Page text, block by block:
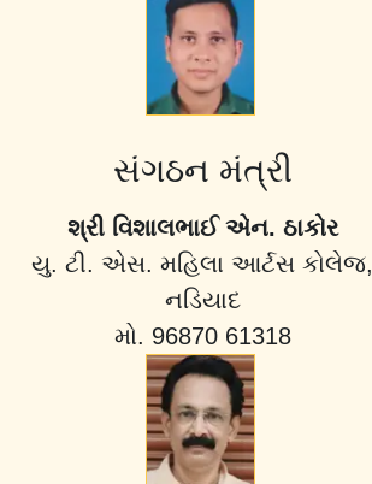
સંગઠન મંત્રી
શ્રી વિશાલભાઈ એન. ઠાકોર
યુ. ટી. એસ. મહિલા આર્ટસ કોલેજ,
નડિયાદ
મો. 96870 61318